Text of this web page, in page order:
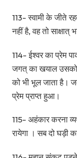
113- स्वामी के जीते
नहीं है, वह तो साक्षात्
114- ईश्वर का प्रेम
जगत् का खयाल उसको
को भी भूल जाता है।
प्रेम प्राप्त हुआ।
115- अहंकार करना
रायेगा । सब दो घड़ी